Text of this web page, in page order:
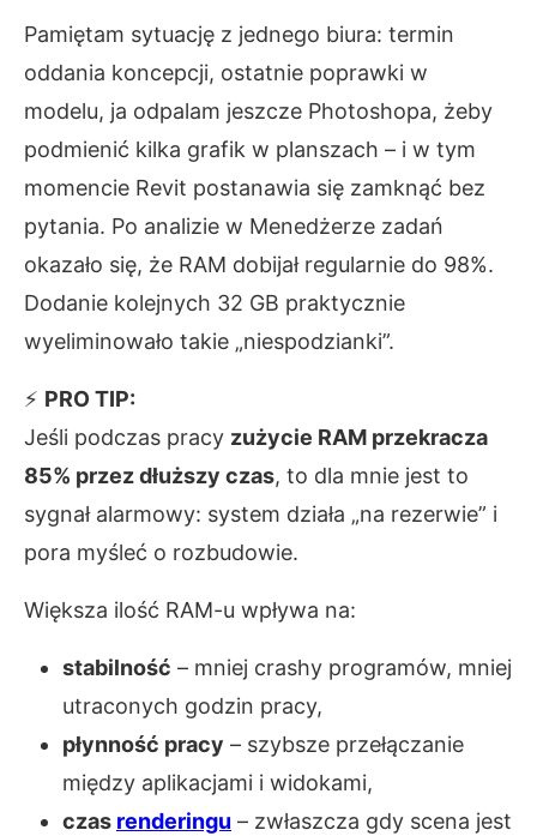
Pamiętam sytuację z jednego biura: termin
oddania koncepcji, ostatnie poprawki w
modelu, ja odpalam jeszcze Photoshopa, żeby
podmienić kilka grafik w planszach – i w tym
momencie Revit postanawia się zamknąć bez
pytania. Po analizie w Menedżerze zadań
okazało się, że RAM dobijał regularnie do 98%.
Dodanie kolejnych 32 GB praktycznie
wyeliminowało takie „niespodzianki”.
⚡ PRO TIP:
Jeśli podczas pracy zużycie RAM przekracza
85% przez dłuższy czas, to dla mnie jest to
sygnał alarmowy: system działa „na rezerwie” i
pora myśleć o rozbudowie.
Większa ilość RAM-u wpływa na:
stabilność – mniej crashy programów, mniej
utraconych godzin pracy,
płynność pracy – szybsze przełączanie
między aplikacjami i widokami,
czas renderingu – zwłaszcza gdy scena jest